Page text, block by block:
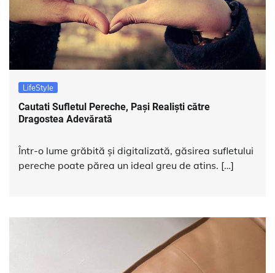
LifeStyle
Cautati Sufletul Pereche, Pași Realiști către
Dragostea Adevărată
Într-o lume grăbită și digitalizată, găsirea sufletului
pereche poate părea un ideal greu de atins. […]